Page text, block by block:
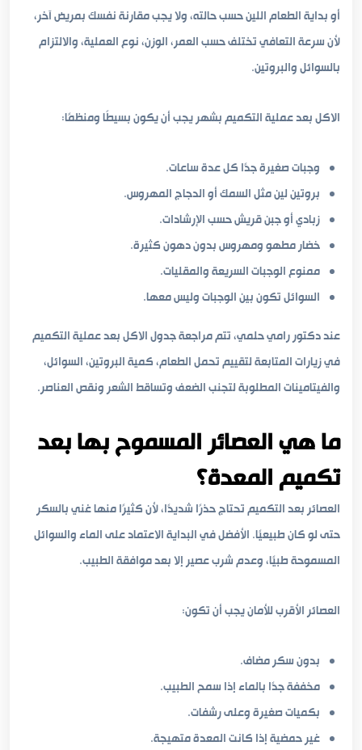
أو بداية الطعام اللين حسب حالته، ولا يجب مقارنة نفسك بمريض آخر،
لأن سرعة التعافي تختلف حسب العمر، الوزن، نوع العملية، والالتزام
بالسوائل والبروتين.
الاكل بعد عملية التكميم بشهر يجب أن يكون بسيطًا ومنظمًا:
وجبات صغيرة جدًا كل عدة ساعات.
بروتين لين مثل السمك أو الدجاج المهروس.
زبادي أو جبن قريش حسب الإرشادات.
خضار مطهو ومهروس بدون دهون كثيرة.
ممنوع الوجبات السريعة والمقليات.
السوائل تكون بين الوجبات وليس معها.
عند دكتور رامي حلمي، تتم مراجعة جدول الاكل بعد عملية التكميم
في زيارات المتابعة لتقييم تحمل الطعام، كمية البروتين، السوائل،
والفيتامينات المطلوبة لتجنب الضعف وتساقط الشعر ونقص العناصر.
ما هي العصائر المسموح بها بعد
تكميم المعدة؟
العصائر بعد التكميم تحتاج حذرًا شديدًا، لأن كثيرًا منها غني بالسكر
حتى لو كان طبيعيًا. الأفضل في البداية الاعتماد على الماء والسوائل
المسموحة طبيًا، وعدم شرب عصير إلا بعد موافقة الطبيب.
العصائر الأقرب للأمان يجب أن تكون:
بدون سكر مضاف.
مخففة جدًا بالماء إذا سمح الطبيب.
بكميات صغيرة وعلى رشفات.
غير حمضية إذا كانت المعدة متهيجة.